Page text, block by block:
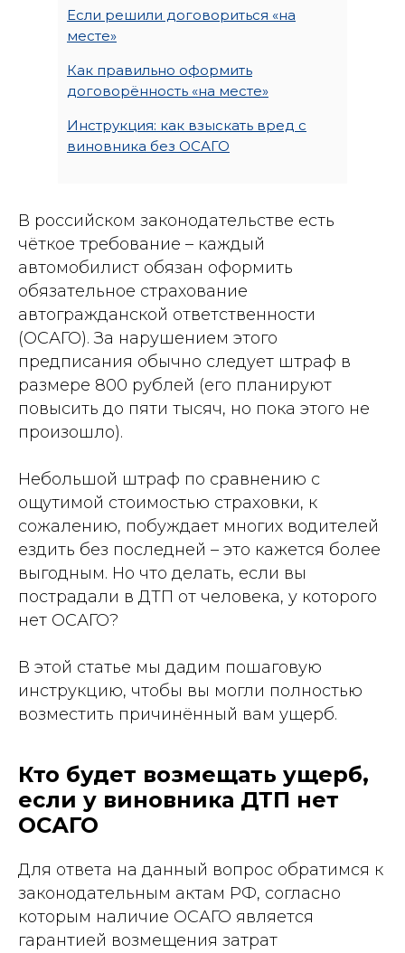
Если решили договориться «на
месте»
Как правильно оформить
договорённость «на месте»
Инструкция: как взыскать вред с
виновника без ОСАГО
В российском законодательстве есть
чёткое требование – каждый
автомобилист обязан оформить
обязательное страхование
автогражданской ответственности
(ОСАГО). За нарушением этого
предписания обычно следует штраф в
размере 800 рублей (его планируют
повысить до пяти тысяч, но пока этого не
произошло).
Небольшой штраф по сравнению с
ощутимой стоимостью страховки, к
сожалению, побуждает многих водителей
ездить без последней – это кажется более
выгодным. Но что делать, если вы
пострадали в ДТП от человека, у которого
нет ОСАГО?
В этой статье мы дадим пошаговую
инструкцию, чтобы вы могли полностью
возместить причинённый вам ущерб.
Кто будет возмещать ущерб,
если у виновника ДТП нет
ОСАГО
Для ответа на данный вопрос обратимся к
законодательным актам РФ, согласно
которым наличие ОСАГО является
гарантией возмещения затрат